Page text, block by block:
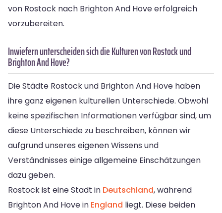
von Rostock nach Brighton And Hove erfolgreich
vorzubereiten.
Inwiefern unterscheiden sich die Kulturen von Rostock und
Brighton And Hove?
Die Städte Rostock und Brighton And Hove haben
ihre ganz eigenen kulturellen Unterschiede. Obwohl
keine spezifischen Informationen verfügbar sind, um
diese Unterschiede zu beschreiben, können wir
aufgrund unseres eigenen Wissens und
Verständnisses einige allgemeine Einschätzungen
dazu geben.
Rostock ist eine Stadt in Deutschland, während
Brighton And Hove in England liegt. Diese beiden